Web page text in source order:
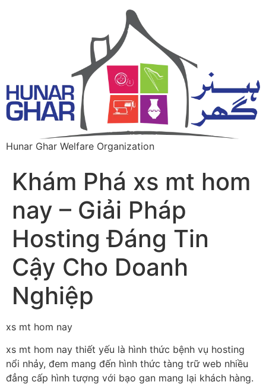
Hunar Ghar Welfare Organization
Khám Phá xs mt hom
nay – Giải Pháp
Hosting Đáng Tin
Cậy Cho Doanh
Nghiệp
xs mt hom nay
xs mt hom nay thiết yếu là hình thức bệnh vụ hosting
nổi nhảy, đem mang đến hình thức tàng trữ web nhiều
đẳng cấp hình tượng với bạo gan mang lại khách hàng.